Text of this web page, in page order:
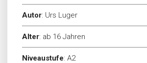
Autor: Urs Luger
Alter: ab 16 Jahren
Niveaustufe: A2